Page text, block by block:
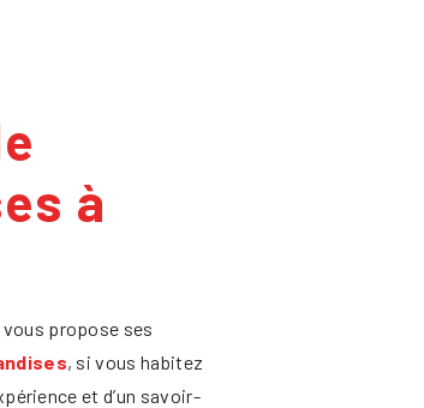
à
vous propose ses
, si vous habitez
et d’un savoir-